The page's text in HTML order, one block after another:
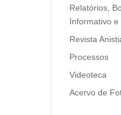
Relatórios,
Informativo e
Revista
Processos
Videoteca
Acervo de